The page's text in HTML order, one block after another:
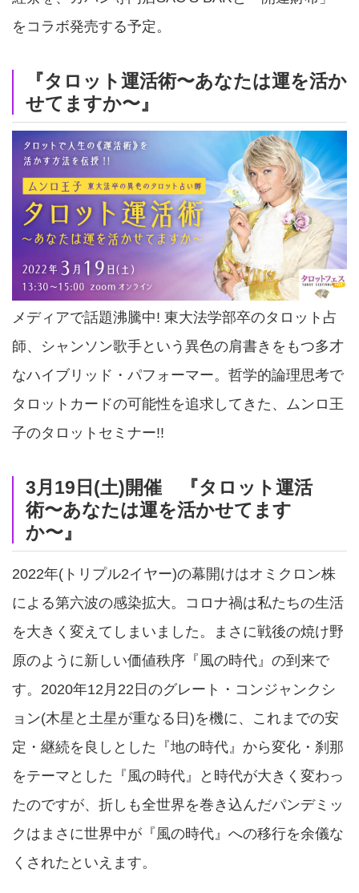
をコラボ発売する予定。
『タロット運活術〜あなたは運を活か
せてますか〜』
メディアで話題沸騰中! 東大法学部卒のタロット占
師、シャンソン歌手という異色の肩書きをもつ多才
なハイブリッド・パフォーマー。哲学的論理思考で
タロットカードの可能性を追求してきた、ムンロ王
子のタロットセミナー!!
3月19日(土)開催 『タロット運活
術〜あなたは運を活かせてます
か〜』
2022年(トリプル2イヤー)の幕開けはオミクロン株
による第六波の感染拡大。コロナ禍は私たちの生活
を大きく変えてしまいました。まさに戦後の焼け野
原のように新しい価値秩序『風の時代』の到来で
す。2020年12月22日のグレート・コンジャンクシ
ョン(木星と土星が重なる日)を機に、これまでの安
定・継続を良しとした『地の時代』から変化・刹那
をテーマとした『風の時代』と時代が大きく変わっ
たのですが、折しも全世界を巻き込んだパンデミッ
クはまさに世界中が『風の時代』への移行を余儀な
くされたといえます。